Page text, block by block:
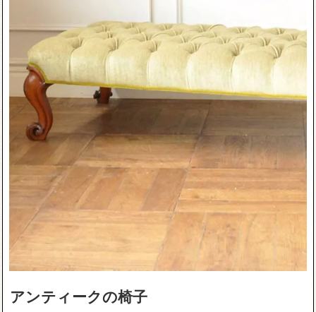
アンティークの椅子